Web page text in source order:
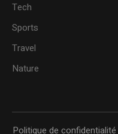
Tech
Sports
Travel
Nature
Politique de confidentialité